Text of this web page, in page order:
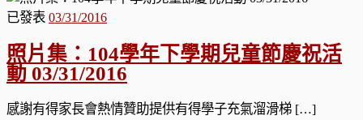
已發表 03/31/2016
照片集：104學年下學期兒童節慶祝活
動 03/31/2016
感謝有得家長會熱情贊助提供有得學子充氣溜滑梯 […]